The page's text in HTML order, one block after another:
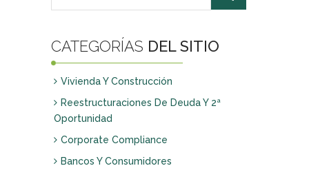
CATEGORÍAS DEL SITIO
Vivienda Y Construcción
Reestructuraciones De Deuda Y 2ª
Oportunidad
Corporate Compliance
Bancos Y Consumidores